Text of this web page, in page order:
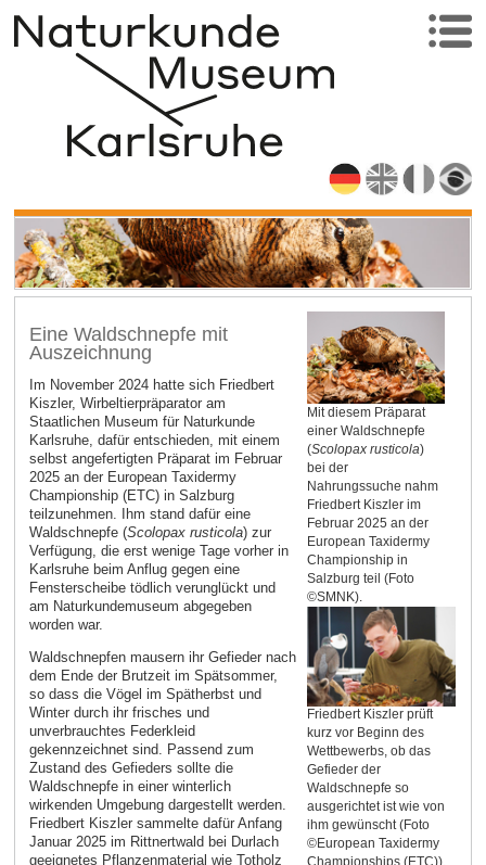
Mit diesem Präparat
einer Waldschnepfe
(Scolopax rusticola)
bei der
Nahrungssuche nahm
Friedbert Kiszler im
Februar 2025 an der
European Taxidermy
Championship in
Salzburg teil (Foto
©SMNK).
Friedbert Kiszler prüft
kurz vor Beginn des
Wettbewerbs, ob das
Gefieder der
Waldschnepfe so
ausgerichtet ist wie von
ihm gewünscht (Foto
©European Taxidermy
Championships (ETC)).
Eine Waldschnepfe mit
Auszeichnung
Im November 2024 hatte sich Friedbert
Kiszler, Wirbeltierpräparator am
Staatlichen Museum für Naturkunde
Karlsruhe, dafür entschieden, mit einem
selbst angefertigten Präparat im Februar
2025 an der European Taxidermy
Championship (ETC) in Salzburg
teilzunehmen. Ihm stand dafür eine
Waldschnepfe (Scolopax rusticola) zur
Verfügung, die erst wenige Tage vorher in
Karlsruhe beim Anflug gegen eine
Fensterscheibe tödlich verunglückt und
am Naturkundemuseum abgegeben
worden war.
Waldschnepfen mausern ihr Gefieder nach
dem Ende der Brutzeit im Spätsommer,
so dass die Vögel im Spätherbst und
Winter durch ihr frisches und
unverbrauchtes Federkleid
gekennzeichnet sind. Passend zum
Zustand des Gefieders sollte die
Waldschnepfe in einer winterlich
wirkenden Umgebung dargestellt werden.
Friedbert Kiszler sammelte dafür Anfang
Januar 2025 im Rittnertwald bei Durlach
geeignetes Pflanzenmaterial wie Totholz